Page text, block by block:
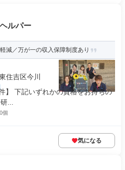
ルパー
減／万が一の収入保障制度あり
住吉区今川
】 下記いずれかの資格をお持ちの
...
個
気になる